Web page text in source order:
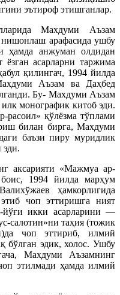
эътироф этишганлар.
Махдуми Аъзам
арафасида ушбу
ҳамда анжуман олдидан
асарларни таржима
қилингач, 1994 йилда
Аъзам ва Даҳбед
Бу- Махдуми Аъзам
монографик китоб эди.
қўлёзма тўплами
билан бирга, Махдуми
баъзи пиру муридлик
эди.
аксарияти «Мажмуа ар-
1994 йилда марҳум
ҳамкорлигида
чоп эттиришга ният
икки асарларини —
салотин»ни таҳия (тожик
чоп эттириб, илмий
бўлган эдик, холос. Ушбу
Махдуми Аъзамнинг
этилмади ҳамда илмий